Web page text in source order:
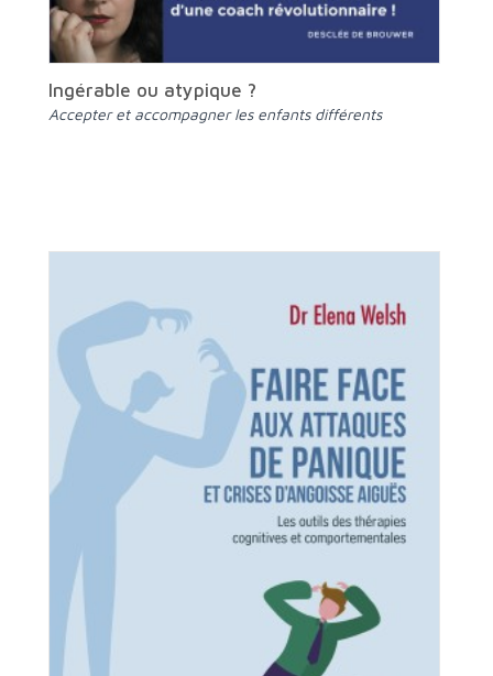
Ingérable ou atypique ?
Accepter et accompagner les enfants différents